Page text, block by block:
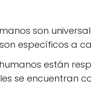
son
específicos a
están
se encuentran